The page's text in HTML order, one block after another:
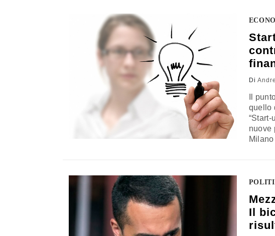
esiste
Di
Il
quello
nuove
per…
Il